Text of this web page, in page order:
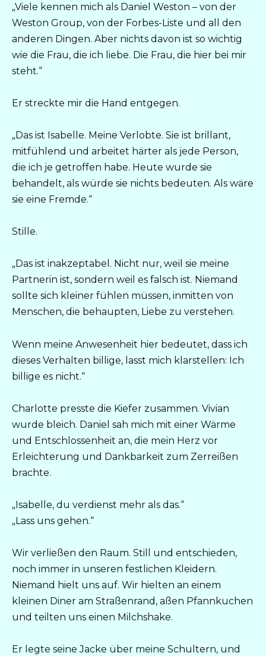
„Viele kennen mich als Daniel Weston – von der
Weston Group, von der Forbes-Liste und all den
anderen Dingen. Aber nichts davon ist so wichtig
wie die Frau, die ich liebe. Die Frau, die hier bei mir
steht.“
Er streckte mir die Hand entgegen.
„Das ist Isabelle. Meine Verlobte. Sie ist brillant,
mitfühlend und arbeitet härter als jede Person,
die ich je getroffen habe. Heute wurde sie
behandelt, als würde sie nichts bedeuten. Als wäre
sie eine Fremde.“
Stille.
„Das ist inakzeptabel. Nicht nur, weil sie meine
Partnerin ist, sondern weil es falsch ist. Niemand
sollte sich kleiner fühlen müssen, inmitten von
Menschen, die behaupten, Liebe zu verstehen.
Wenn meine Anwesenheit hier bedeutet, dass ich
dieses Verhalten billige, lasst mich klarstellen: Ich
billige es nicht.“
Charlotte presste die Kiefer zusammen. Vivian
wurde bleich. Daniel sah mich mit einer Wärme
und Entschlossenheit an, die mein Herz vor
Erleichterung und Dankbarkeit zum Zerreißen
brachte.
„Isabelle, du verdienst mehr als das.“
„Lass uns gehen.“
Wir verließen den Raum. Still und entschieden,
noch immer in unseren festlichen Kleidern.
Niemand hielt uns auf. Wir hielten an einem
kleinen Diner am Straßenrand, aßen Pfannkuchen
und teilten uns einen Milchshake.
Er legte seine Jacke über meine Schultern, und